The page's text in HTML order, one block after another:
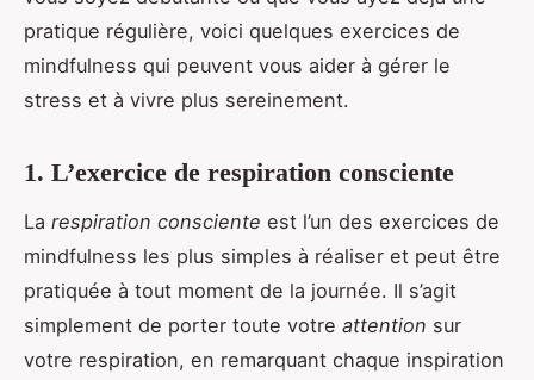
pratique régulière, voici quelques exercices de
mindfulness qui peuvent vous aider à gérer le
stress et à vivre plus sereinement.
1. L’exercice de respiration consciente
La respiration consciente est l’un des exercices de
mindfulness les plus simples à réaliser et peut être
pratiquée à tout moment de la journée. Il s’agit
simplement de porter toute votre attention sur
votre respiration, en remarquant chaque inspiration